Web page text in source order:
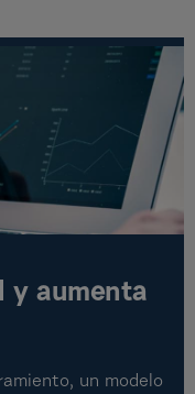
y aumenta
un modelo